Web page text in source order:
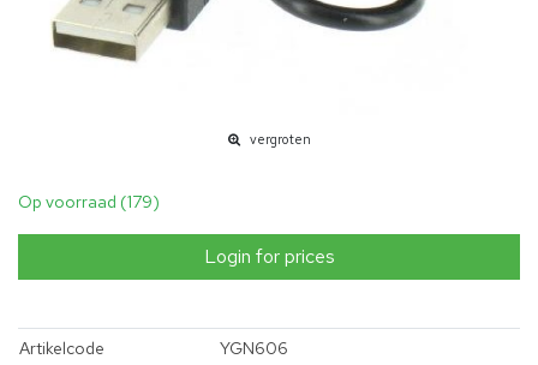
vergroten
Op voorraad (179)
Login for prices
Artikelcode
YGN606